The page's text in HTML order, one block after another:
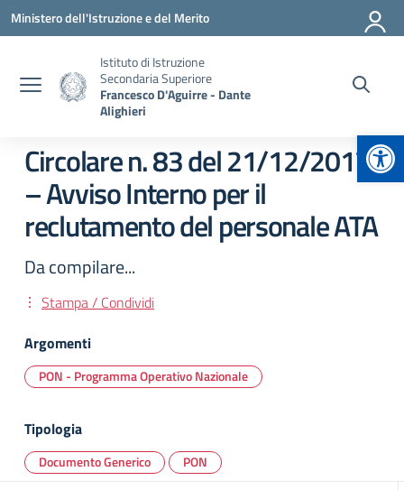
Vai ai contenuti
Vai al menu di navigazione
Vai al footer
Ministero dell'Istruzione e del Merito
Istituto di Istruzione
Secondaria Superiore
Francesco D'Aguirre - Dante
Alighieri
Circolare n. 83 del 21/12/2017
– Avviso Interno per il
reclutamento del personale ATA
Da compilare...
Stampa / Condividi
Argomenti
PON - Programma Operativo Nazionale
Tipologia
Documento Generico PON